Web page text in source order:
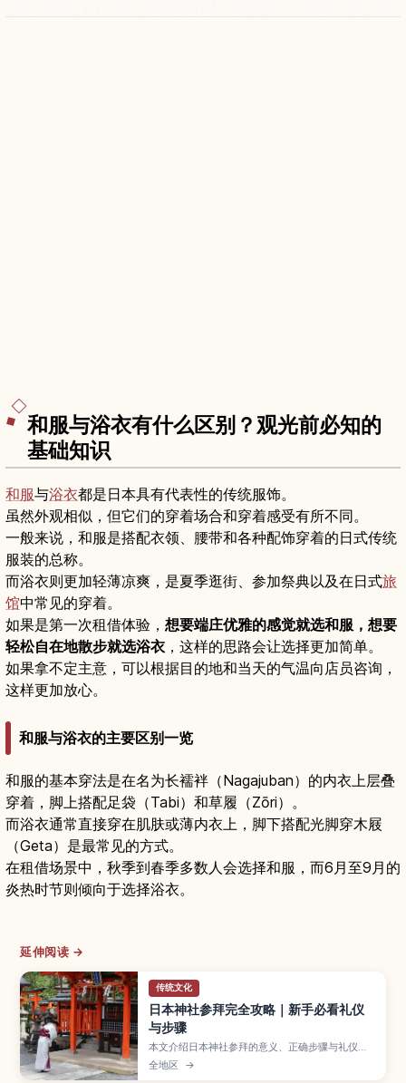
和服与浴衣有什么区别？观光前必知的
基础知识
和服与浴衣都是日本具有代表性的传统服饰。
虽然外观相似，但它们的穿着场合和穿着感受有所不同。
一般来说，和服是搭配衣领、腰带和各种配饰穿着的日式传统
服装的总称。
而浴衣则更加轻薄凉爽，是夏季逛街、参加祭典以及在日式旅
馆中常见的穿着。
如果是第一次租借体验， 想要端庄优雅的感觉就选和服，想要
轻松自在地散步就选浴衣 ，这样的思路会让选择更加简单。
如果拿不定主意，可以根据目的地和当天的气温向店员咨询，
这样更加放心。
和服与浴衣的主要区别一览
和服的基本穿法是在名为长襦袢（Nagajuban）的内衣上层叠
穿着，脚上搭配足袋（Tabi）和草履（Zōri）。
而浴衣通常直接穿在肌肤或薄内衣上，脚下搭配光脚穿木屐
（Geta）是最常见的方式。
在租借场景中，秋季到春季多数人会选择和服，而6月至9月的
炎热时节则倾向于选择浴衣。
延伸阅读 →
传统文化
日本神社参拜完全攻略｜新手必看礼仪
与步骤
本文介绍日本神社参拜的意义、正确步骤与礼仪要
点，帮助访日游客避免失礼，更从容地体验神社文
化。
全地区 →